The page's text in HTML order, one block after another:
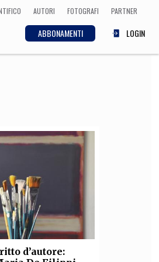
AUTORI FOTOGRAFI PARTNER
ABBONAMENTI LOGIN
Medicina
d’autore: